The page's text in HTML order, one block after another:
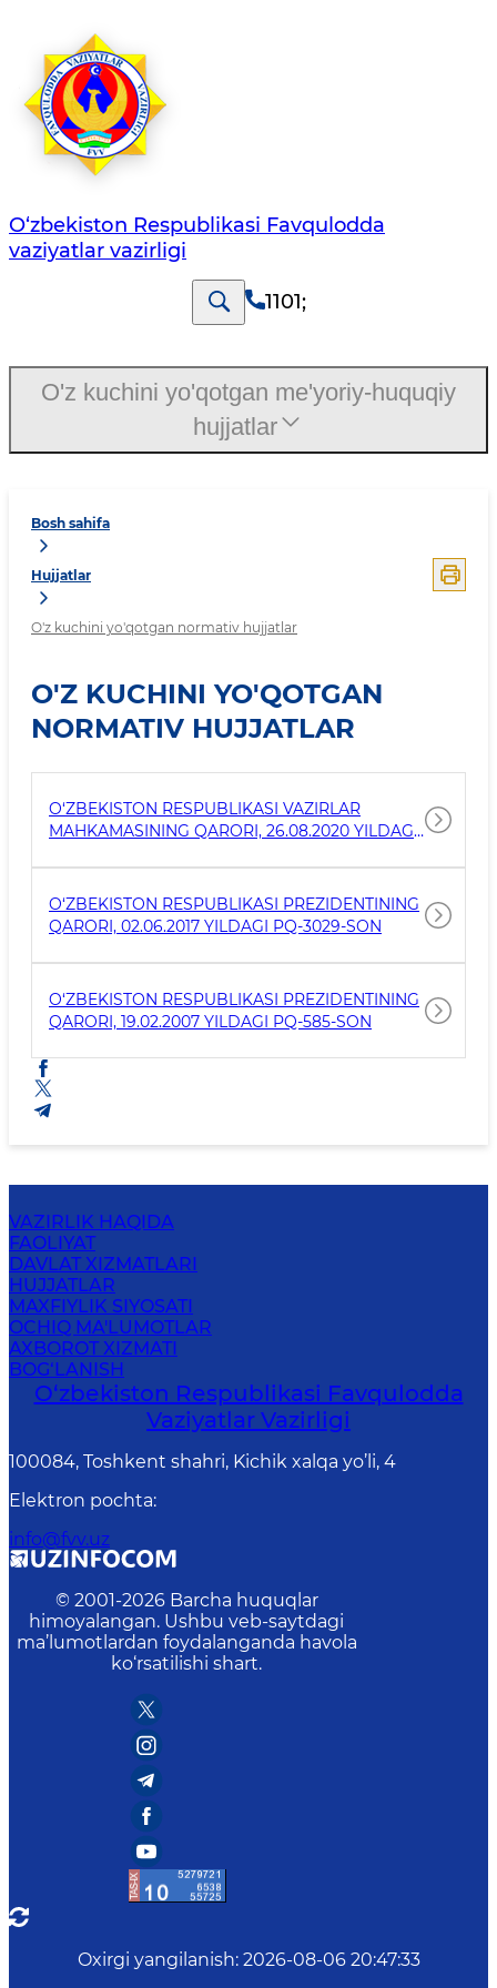
O‘zbеkistоn Rеspublikаsi Favqulodda
vaziyatlar vazirligi
1101;
Bosh sahifa
Hujjatlar
O'z kuchini yo'qotgan normativ hujjatlar
O'Z KUCHINI YO'QOTGAN
NORMATIV HUJJATLAR
O‘ZBEKISTON RESPUBLIKASI VAZIRLAR
MAHKAMASINING QARORI, 26.08.2020 YILDAGI
O‘ZBEKISTON RESPUBLIKASI PREZIDENTINING
QARORI, 02.06.2017 YILDAGI PQ-3029-SON
O‘ZBEKISTON RESPUBLIKASI PREZIDENTINING
QARORI, 19.02.2007 YILDAGI PQ-585-SON
O'z kuchini yo'qotgan me'yoriy-huquqiy
hujjatlar
VAZIRLIK HAQIDA
FAOLIYAT
DAVLAT XIZMATLARI
HUJJATLAR
MAXFIYLIK SIYOSATI
OCHIQ MA'LUMOTLAR
AXBOROT XIZMATI
BOG‘LANISH
O‘zbеkistоn Rеspublikаsi Favqulodda
Vaziyatlar Vazirligi
100084, Toshkent shahri, Kichik xalqa yo’li, 4
Elektron pochta:
info@fvv.uz
© 2001-2026 Barcha huquqlar
himoyalangan. Ushbu veb-saytdagi
ma’lumotlardan foydalanganda havola
ko‘rsatilishi shart.
Oxirgi yangilanish: 2026-08-06 20:47:33